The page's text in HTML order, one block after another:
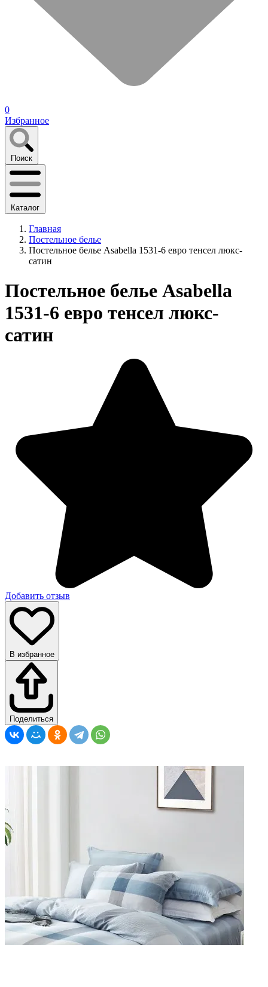
0
Избранное
Поиск
Каталог
Главная
Постельное белье
Постельное белье Asabella 1531-6 евро тенсел люкс-
сатин
Постельное белье Asabella
1531-6 евро тенсел люкс-
сатин
Добавить отзыв
В избранное
Поделиться